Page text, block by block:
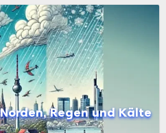
Billbrook
Billwerder an der Bille Blankenese
Borghorst
Cranz
Regen und Kälte